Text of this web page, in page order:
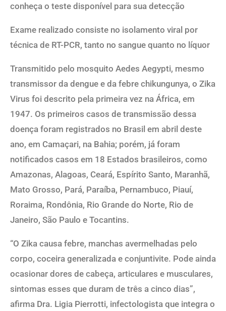
conheça o teste disponível para sua detecção
Exame realizado consiste no isolamento viral por
técnica de RT-PCR, tanto no sangue quanto no líquor
Transmitido pelo mosquito Aedes Aegypti, mesmo
transmissor da dengue e da febre chikungunya, o Zika
Virus foi descrito pela primeira vez na África, em
1947. Os primeiros casos de transmissão dessa
doença foram registrados no Brasil em abril deste
ano, em Camaçari, na Bahia; porém, já foram
notificados casos em 18 Estados brasileiros, como
Amazonas, Alagoas, Ceará, Espírito Santo, Maranhã,
Mato Grosso, Pará, Paraíba, Pernambuco, Piauí,
Roraima, Rondônia, Rio Grande do Norte, Rio de
Janeiro, São Paulo e Tocantins.
“O Zika causa febre, manchas avermelhadas pelo
corpo, coceira generalizada e conjuntivite. Pode ainda
ocasionar dores de cabeça, articulares e musculares,
sintomas esses que duram de três a cinco dias”,
afirma Dra. Ligia Pierrotti, infectologista que integra o